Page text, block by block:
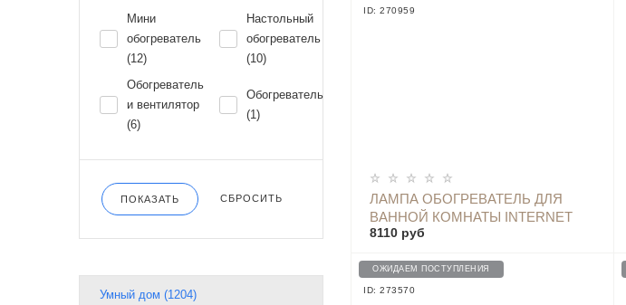
Мини
обогреватель
(12)
Настольный
обогреватель
(10)
Обогреватель
и вентилятор
(6)
Обогреватель
(1)
ПОКАЗАТЬ СБРОСИТЬ
Умный дом (1204)
ID: 270959
ЛАМПА ОБОГРЕВАТЕЛЬ ДЛЯ
ВАННОЙ КОМНАТЫ INTERNET
VIOMI WIND WARM TOUCH
8110 руб
ОПОВЕСТИТЬ
ОЖИДАЕМ ПОСТУПЛЕНИЯ
ID: 273570